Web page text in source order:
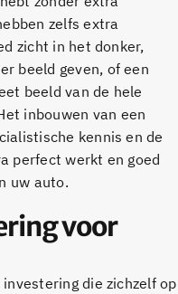
zelfs extra
zicht in het donker,
beeld geven, of een
beeld van de hele
inbouwen van een
kennis en de
perfect werkt en goed
uw auto.
voor
die zichzelf op